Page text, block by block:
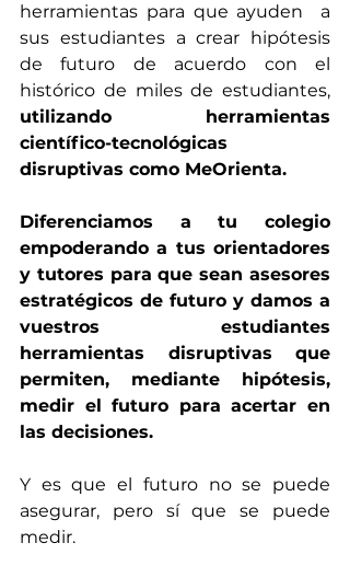
herramientas para que ayuden  a
sus estudiantes a crear hipótesis
de futuro de acuerdo con el
utilizando herramientas
científico-tecnológicas
disruptivas como MeOrienta.
Diferenciamos a tu colegio
empoderando a tus orientadores
y tutores para que sean asesores
estratégicos de futuro y damos a
vuestros estudiantes
herramientas disruptivas que
permiten, mediante hipótesis,
medir el futuro para acertar en
las decisiones.
Y es que el futuro no se puede
asegurar, pero sí que se puede
medir.